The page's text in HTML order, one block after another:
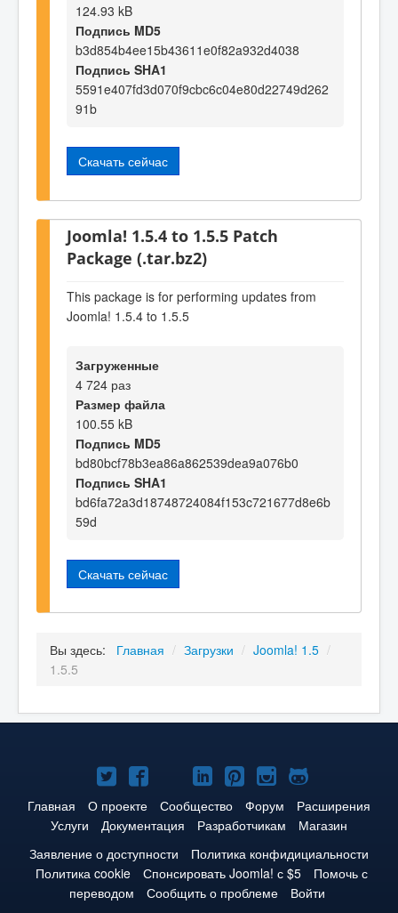
124.93 kB
Подпись MD5
b3d854b4ee15b43611e0f82a932d4038
Подпись SHA1
5591e407fd3d070f9cbc6c04e80d22749d262
91b
Скачать сейчас
Joomla! 1.5.4 to 1.5.5 Patch
Package (.tar.bz2)
This package is for performing updates from
Joomla! 1.5.4 to 1.5.5
Загруженные
4 724 раз
Размер файла
100.55 kB
Подпись MD5
bd80bcf78b3ea86a862539dea9a076b0
Подпись SHA1
bd6fa72a3d18748724084f153c721677d8e6b
59d
Скачать сейчас
Вы здесь: Главная / Загрузки / Joomla! 1.5 /
1.5.5
Joomla!
в
Твиттере
Joomla!
в
Facebook
Joomla!
в
YouTube
Joomla!
в
LinkedIn
Joomla!
в
Pinterest
Joomla!
в
Instagram
Joomla!
на
GitHub
Главная О проекте Сообщество Форум
Расширения
Услуги
Документация Разработчикам
Магазин
Заявление о доступности
Политика конфидициальности
Политика cookie
Спонсировать Joomla! с $5
Помочь с
переводом
Сообщить о проблеме
Войти